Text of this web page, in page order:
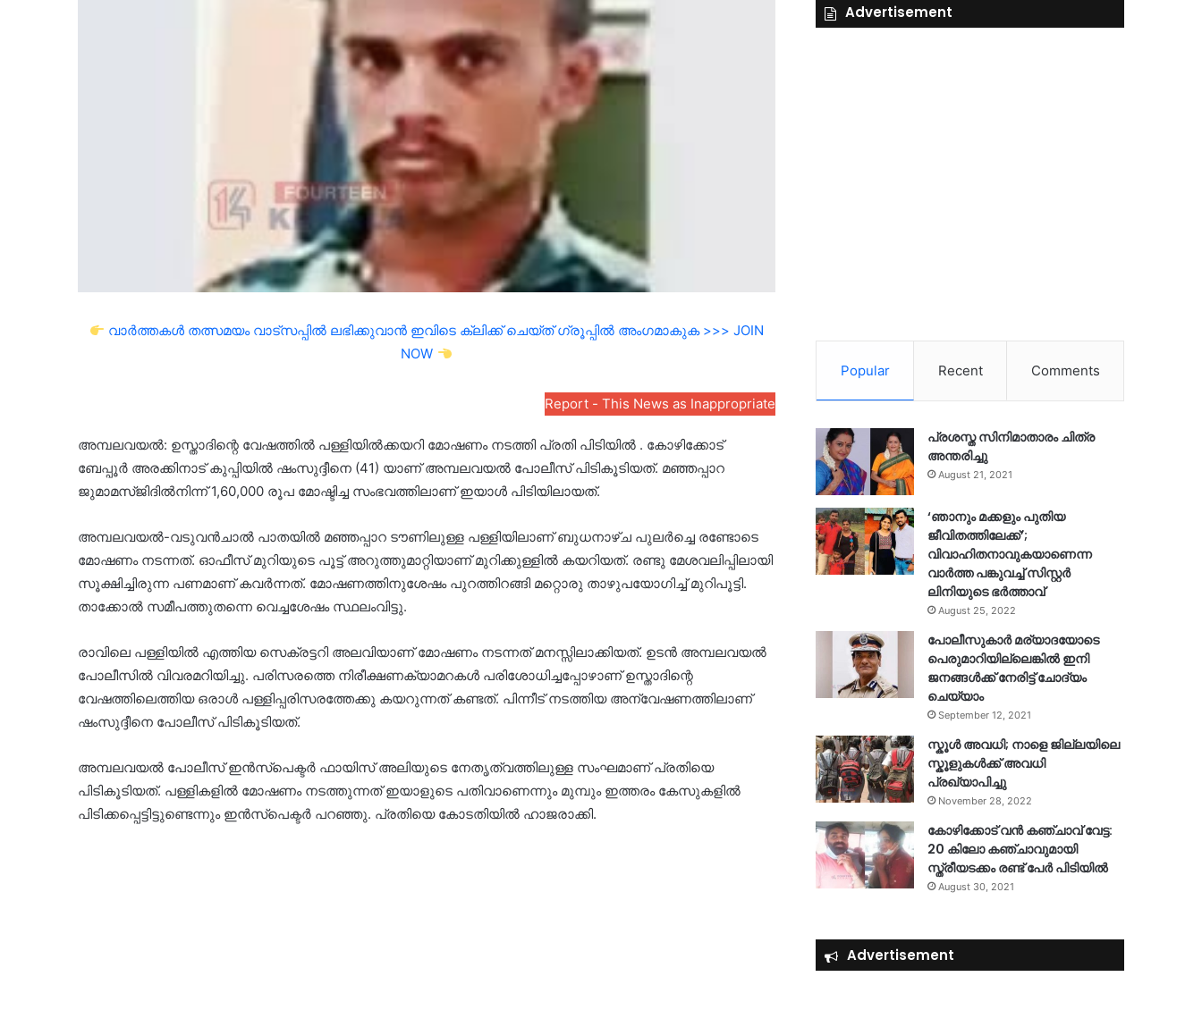
വാർത്തകൾ തത്സമയം വാട്സപ്പിൽ ലഭിക്കുവാൻ ഇവിടെ ക്ലിക്ക് ചെയ്ത് ഗ്രൂപ്പിൽ അംഗമാകുക >>> JOIN
NOW
Report - This News as Inappropriate
അമ്പലവയൽ: ഉസ്താദിന്റെ വേഷത്തിൽ പള്ളിയിൽക്കയറി മോഷണം നടത്തി പ്രതി പിടിയിൽ . കോഴിക്കോട്
ബേപ്പൂർ അരക്കിനാട് കുപ്പിയിൽ ഷംസുദ്ദീനെ (41) യാണ് അമ്പലവയൽ പോലീസ് പിടികൂടിയത്. മഞ്ഞപ്പാറ
ജുമാമസ്ജിദിൽനിന്ന് 1,60,000 രൂപ മോഷ്ടിച്ച സംഭവത്തിലാണ് ഇയാൾ പിടിയിലായത്.
അമ്പലവയൽ-വടുവൻചാൽ പാതയിൽ മഞ്ഞപ്പാറ ടൗണിലുള്ള പള്ളിയിലാണ് ബുധനാഴ്ച പുലർച്ചെ രണ്ടോടെ
മോഷണം നടന്നത്. ഓഫീസ് മുറിയുടെ പൂട്ട് അറുത്തുമാറ്റിയാണ് മുറിക്കുള്ളിൽ കയറിയത്. രണ്ടു മേശവലിപ്പിലായി
സൂക്ഷിച്ചിരുന്ന പണമാണ് കവർന്നത്. മോഷണത്തിനുശേഷം പുറത്തിറങ്ങി മറ്റൊരു താഴുപയോഗിച്ച് മുറിപൂട്ടി.
താക്കോൽ സമീപത്തുതന്നെ വെച്ചശേഷം സ്ഥലംവിട്ടു.
രാവിലെ പള്ളിയിൽ എത്തിയ സെക്രട്ടറി അലവിയാണ് മോഷണം നടന്നത് മനസ്സിലാക്കിയത്. ഉടൻ അമ്പലവയൽ
പോലീസിൽ വിവരമറിയിച്ചു. പരിസരത്തെ നിരീക്ഷണക്യാമറകൾ പരിശോധിച്ചപ്പോഴാണ് ഉസ്താദിന്റെ
വേഷത്തിലെത്തിയ ഒരാൾ പള്ളിപ്പരിസരത്തേക്കു കയറുന്നത് കണ്ടത്. പിന്നീട് നടത്തിയ അന്വേഷണത്തിലാണ്
ഷംസുദ്ദീനെ പോലീസ് പിടികൂടിയത്.
അമ്പലവയൽ പോലീസ് ഇൻസ്പെക്ടർ ഫായിസ് അലിയുടെ നേതൃത്വത്തിലുള്ള സംഘമാണ് പ്രതിയെ
പിടികൂടിയത്. പള്ളികളിൽ മോഷണം നടത്തുന്നത് ഇയാളുടെ പതിവാണെന്നും മുമ്പും ഇത്തരം കേസുകളിൽ
പിടിക്കപ്പെട്ടിട്ടുണ്ടെന്നും ഇൻസ്പെക്ടർ പറഞ്ഞു. പ്രതിയെ കോടതിയിൽ ഹാജരാക്കി.
Advertisement
Popular Recent Comments
പ്രശസ്ത സിനിമാതാരം ചിത്ര
അന്തരിച്ചു
August 21, 2021
‘ഞാനും മക്കളും പുതിയ
ജീവിതത്തിലേക്ക്’;
വിവാഹിതനാവുകയാണെന്ന
വാർത്ത പങ്കുവച്ച് സിസ്റ്റർ
ലിനിയുടെ ഭർത്താവ്
August 25, 2022
പോലീസുകാര്‍ മര്യാദയോടെ
പെരുമാറിയില്ലെങ്കില്‍ ഇനി
ജനങ്ങള്‍ക്ക് നേരിട്ട് ചോദ്യം
ചെയ്യാം
September 12, 2021
സ്കൂൾ അവധി; നാളെ ജില്ലയിലെ
സ്കൂളുകൾക്ക് അവധി
പ്രഖ്യാപിച്ചു
November 28, 2022
കോഴിക്കോട് വൻ കഞ്ചാവ് വേട്ട:
20 കിലോ കഞ്ചാവുമായി
സ്ത്രീയടക്കം രണ്ട് പേർ പിടിയിൽ
August 30, 2021
Advertisement